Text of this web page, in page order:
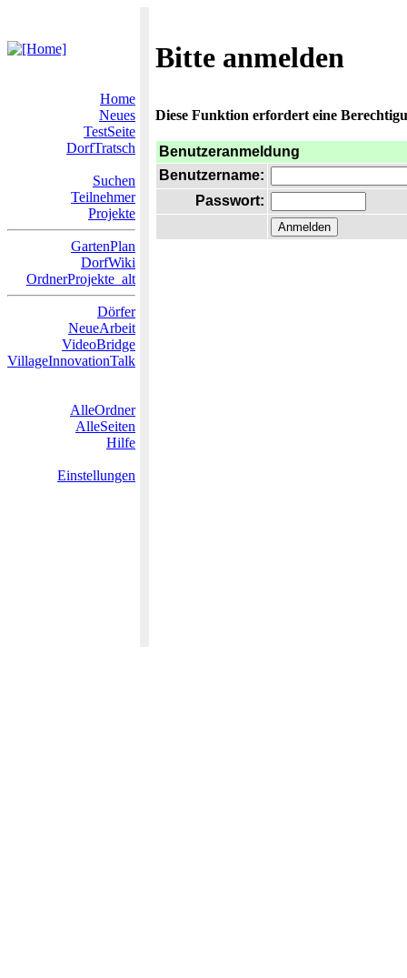
Bitte anmelden
Home
Neues
TestSeite
DorfTratsch
Suchen
Teilnehmer
Projekte
GartenPlan
DorfWiki
OrdnerProjekte_alt
Dörfer
NeueArbeit
VideoBridge
VillageInnovationTalk
AlleOrdner
AlleSeiten
Hilfe
Einstellungen
Diese Funktion erfordert eine
Benutzeranmeldung
Benutzername:
Passwort: